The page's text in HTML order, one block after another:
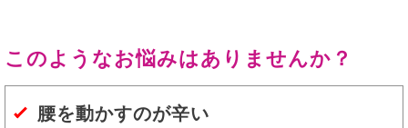
このようなお悩みはありませんか？
腰を動かすのが辛い